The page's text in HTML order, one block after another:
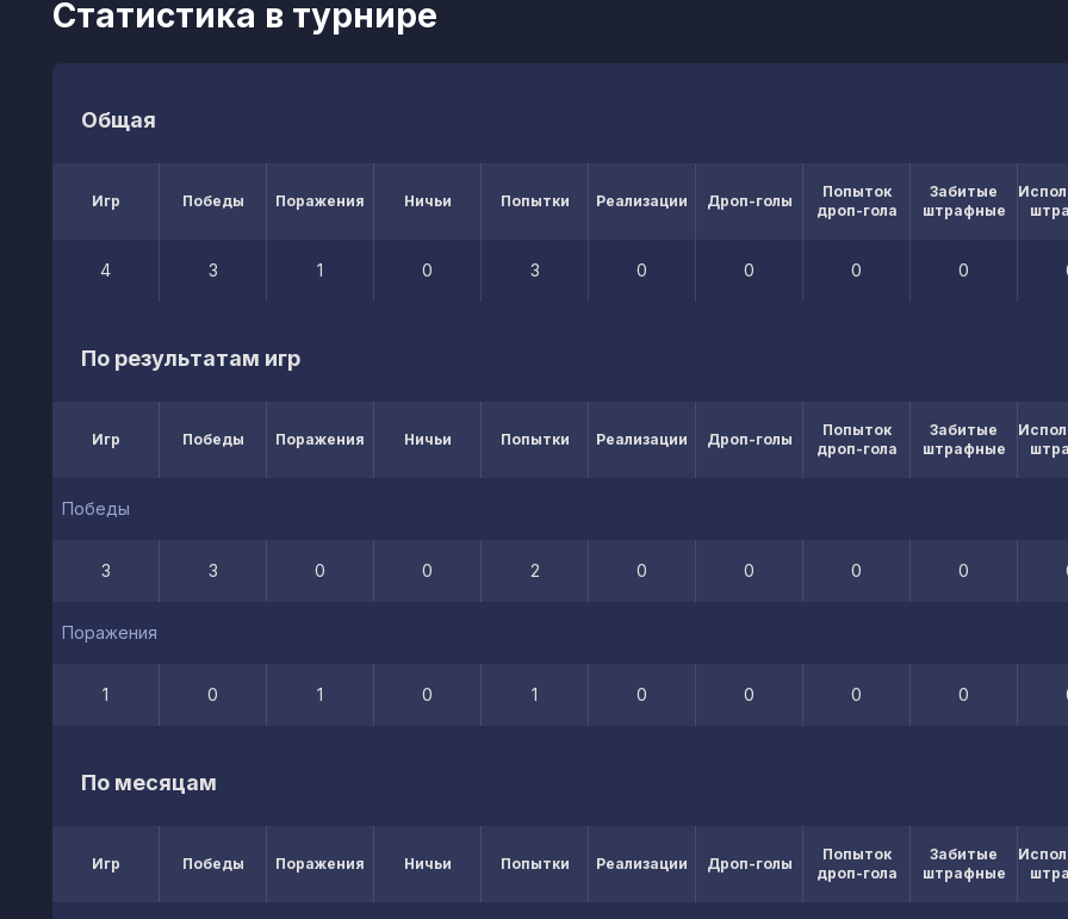
Статистика в турнире
Общая
Игр Победы Поражения Ничьи Попытки Реализации Дроп-голы
Попыток
дроп-гола
Забитые
штрафные
4 3 1 0 3 0 0 0 0
По результатам игр
Игр Победы Поражения Ничьи Попытки Реализации Дроп-голы
Попыток
дроп-гола
Забитые
штрафные
Победы
3 3 0 0 2 0 0 0 0
Поражения
1 0 1 0 1 0 0 0 0
По месяцам
Игр Победы Поражения Ничьи Попытки Реализации Дроп-голы
Попыток
дроп-гола
Забитые
штрафные